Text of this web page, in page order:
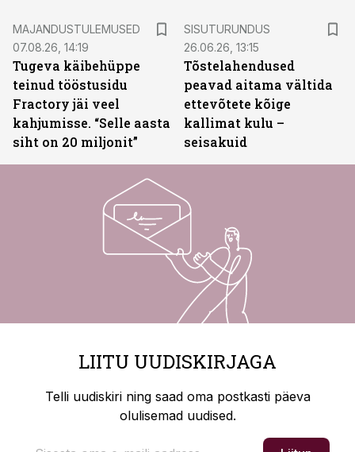
MAJANDUSTULEMUSED
07.08.26, 14:19
Tugeva käibehüppe
teinud tööstusidu
Fractory jäi veel
kahjumisse. “Selle aasta
siht on 20 miljonit”
SISUTURUNDUS
26.06.26, 13:15
Tõstelahendused
peavad aitama vältida
ettevõtete kõige
kallimat kulu –
seisakuid
LIITU UUDISKIRJAGA
Telli uudiskiri ning saad oma postkasti päeva
olulisemad uudised.